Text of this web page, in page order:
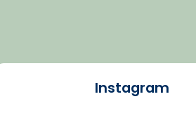
Instagram